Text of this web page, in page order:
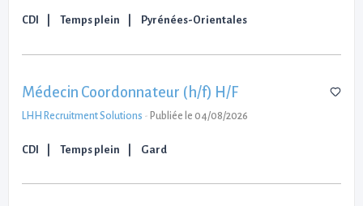
CDI Temps plein Pyrénées-Orientales
Médecin Coordonnateur (h/f) H/F
LHH Recruitment Solutions - Publiée le 04/08/2026
CDI Temps plein Gard